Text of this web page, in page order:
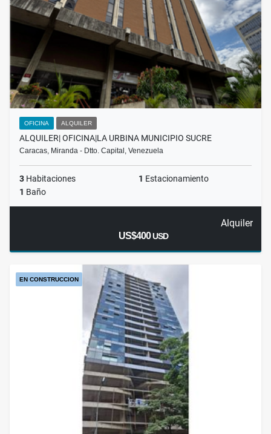
OFICINA ALQUILER
ALQUILER| OFICINA|LA URBINA MUNICIPIO SUCRE
Caracas, Miranda - Dtto. Capital, Venezuela
3 Habitaciones 1 Estacionamiento
1 Baño
Alquiler
US$400USD
EN CONSTRUCCION